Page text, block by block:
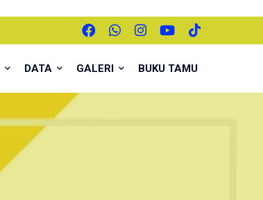
DATA GALERI BUKU TAMU